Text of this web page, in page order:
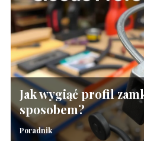
Jak wygiąć profil
sposobem?
Poradnik